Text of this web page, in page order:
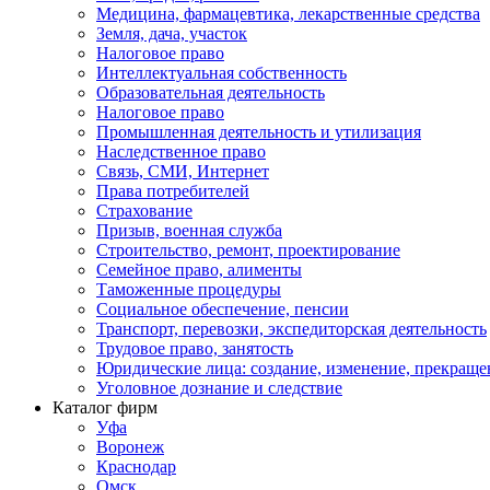
Медицина, фармацевтика, лекарственные средства
Земля, дача, участок
Налоговое право
Интеллектуальная собственность
Образовательная деятельность
Налоговое право
Промышленная деятельность и утилизация
Наследственное право
Связь, СМИ, Интернет
Права потребителей
Страхование
Призыв, военная служба
Строительство, ремонт, проектирование
Семейное право, алименты
Таможенные процедуры
Социальное обеспечение, пенсии
Транспорт, перевозки, экспедиторская деятельность
Трудовое право, занятость
Юридические лица: создание, изменение,
Уголовное дознание и следствие
Каталог фирм
Уфа
Воронеж
Краснодар
Омск